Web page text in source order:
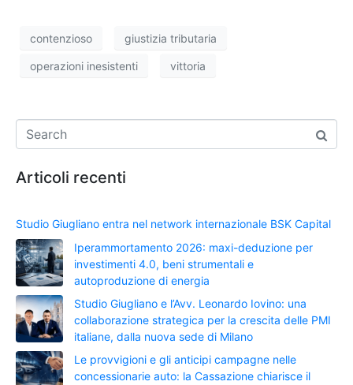
contenzioso giustizia tributaria
operazioni inesistenti vittoria
Articoli recenti
Studio Giugliano entra nel network internazionale BSK Capital
Iperammortamento 2026: maxi-deduzione per
investimenti 4.0, beni strumentali e
autoproduzione di energia
Studio Giugliano e l’Avv. Leonardo Iovino: una
collaborazione strategica per la crescita delle PMI
italiane, dalla nuova sede di Milano
Le provvigioni e gli anticipi campagne nelle
concessionarie auto: la Cassazione chiarisce il